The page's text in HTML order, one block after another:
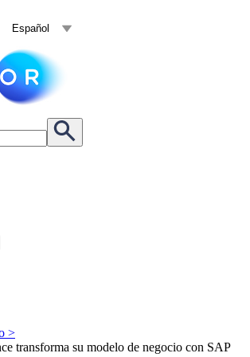
Español
>
transforma su modelo de negocio con SAP